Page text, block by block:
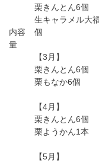
内容
量
栗きんとん6個
生キャラメル大
個
【3月】
栗きんとん6個
栗もなか6個
【4月】
栗きんとん6個
栗ようかん1本
【5月】